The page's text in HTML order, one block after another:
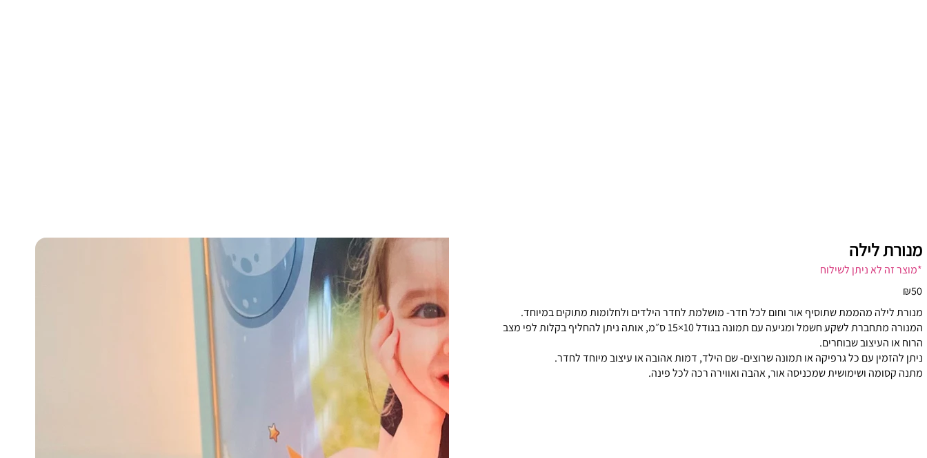
מנורת לילה
*מוצר זה לא ניתן לשילוח
₪50
מנורת לילה מהממת שתוסיף אור וחום לכל חדר- מושלמת לחדר הילדים ולחלומות מתוקים במיוחד.
המנורה מתחברת לשקע חשמל ומגיעה עם תמונה בגודל 10×15 ס״מ, אותה ניתן להחליף בקלות לפי מצב
הרוח או העיצוב שבוחרים.
ניתן להזמין עם כל גרפיקה או תמונה שרוצים- שם הילד, דמות אהובה או עיצוב מיוחד לחדר.
מתנה קסומה ושימושית שמכניסה אור, אהבה ואווירה רכה לכל פינה.